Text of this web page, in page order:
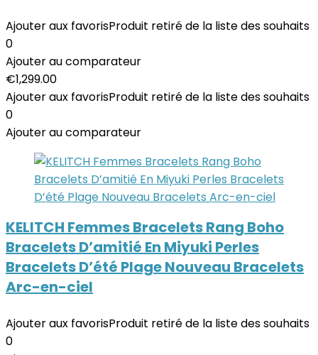
Ajouter aux favorisProduit retiré de la liste des souhaits
0
Ajouter au comparateur
€1,299.00
Ajouter aux favorisProduit retiré de la liste des souhaits
0
Ajouter au comparateur
KELITCH Femmes Bracelets Rang Boho
Bracelets D’amitié En Miyuki Perles
Bracelets D’été Plage Nouveau Bracelets
Arc-en-ciel
Ajouter aux favorisProduit retiré de la liste des souhaits
0